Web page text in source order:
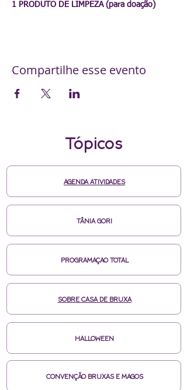
1 PRODUTO DE LIMPEZA (para doação)
Compartilhe esse evento
Tópicos
AGENDA ATIVIDADES
TÂNIA GORI
PROGRAMAÇAO TOTAL
SOBRE CASA DE BRUXA
HALLOWEEN
CONVENÇÃO BRUXAS E MAGOS